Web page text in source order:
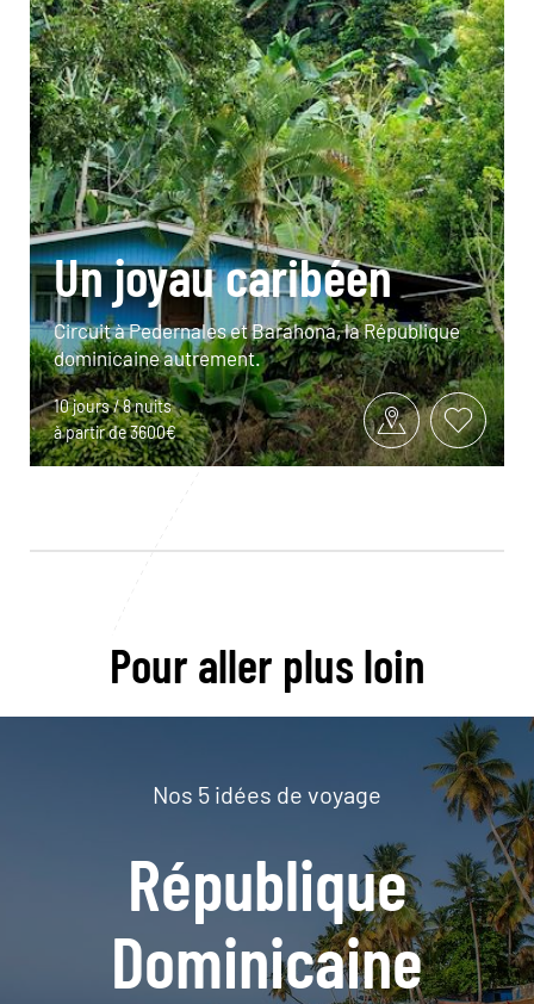
Un joyau caribéen
Circuit à Pedernales et Barahona, la République
dominicaine autrement.
10 jours / 8 nuits
à partir de 3600€
Pour aller plus loin
Nos 5 idées de voyage
République
Dominicaine